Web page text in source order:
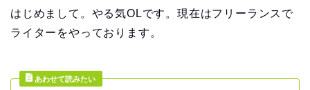
はじめまして。やる気OLです。現在はフリーランスで
ライターをやっております。